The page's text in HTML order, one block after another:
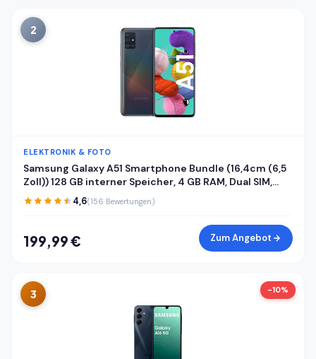
2
ELEKTRONIK & FOTO
Samsung Galaxy A51 Smartphone Bundle (16,4cm (6,5
Zoll)) 128 GB interner Speicher, 4 GB RAM, Dual SIM,
Android inkl. 24 Monate Herstellergarantie [Exklusiv
bei Amazon] Deutsche Version
4,6(156 Bewertungen)
199,99 € Zum Angebot
3 -10%